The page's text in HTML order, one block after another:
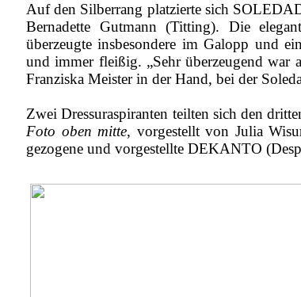
Auf den Silberrang platzierte sich
Bernadette Gutmann (Titting). Die
überzeugte insbesondere im Galopp und
und immer fleißig. „Sehr überzeugend
Franziska Meister in der Hand, bei der
Zwei Dressuraspiranten teilten sich den
Foto oben mitte, vorgestellt von Julia
gezogene und vorgestellte DEKANTO